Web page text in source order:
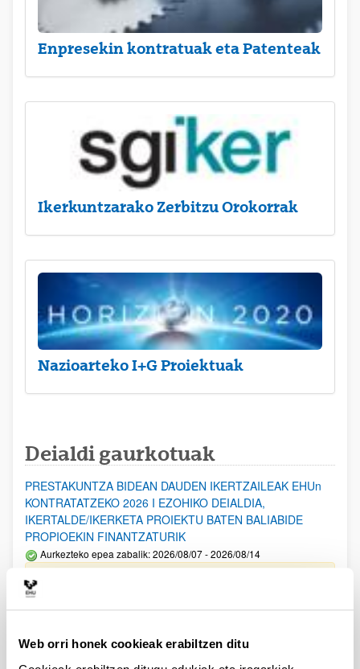
Web orri honek cookieak erabiltzen ditu
Enpresekin kontratuak eta Patenteak
Ikerkuntzarako Zerbitzu Orokorrak
Nazioarteko I+G Proiektuak
Deialdi gaurkotuak
PRESTAKUNTZA BIDEAN DAUDEN IKERTZAILEAK EHUn
KONTRATATZEKO 2026 I EZOHIKO DEIALDIA,
IKERTALDE/IKERKETA PROIEKTU BATEN BALIABIDE
PROPIOEKIN FINANTZATURIK
Aurkezteko epea zabalik: 2026/08/07 - 2026/08/14
Izapide irekia